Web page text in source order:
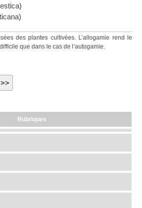
des plantes cultivées. L’allogamie rend le
que dans le cas de l’autogamie.
Rubriques